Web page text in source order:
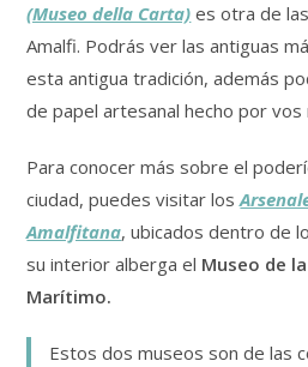
(Museo della Carta) es otra de
Amalfi. Podrás ver las antiguas
esta antigua tradición, además
de papel artesanal hecho por vos
Para conocer más sobre el
ciudad, puedes visitar los
Amalfitana, ubicados dentro de
su interior alberga el Museo de
Marítimo.
Estos dos museos son de las